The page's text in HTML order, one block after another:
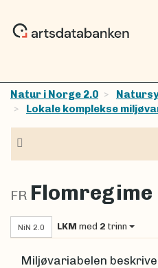
Natur i Norge 2.0
Lokale komplekse
FR Flomregime
NiN 2.0 LKM med 2 trinn
Miljøvariabelen